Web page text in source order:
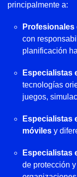
principalmente a:
Profesionales
con
planificación
Especialistas
tecnologías
juegos,
Especialistas
móviles y
Especialistas
de protección